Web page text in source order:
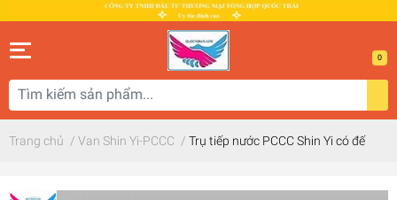
0
Trang chủ / Van Shin Yi-PCCC / Trụ tiếp nước PCCC Shin Yi có đế